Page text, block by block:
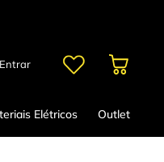
Entrar
Elétricos Outlet